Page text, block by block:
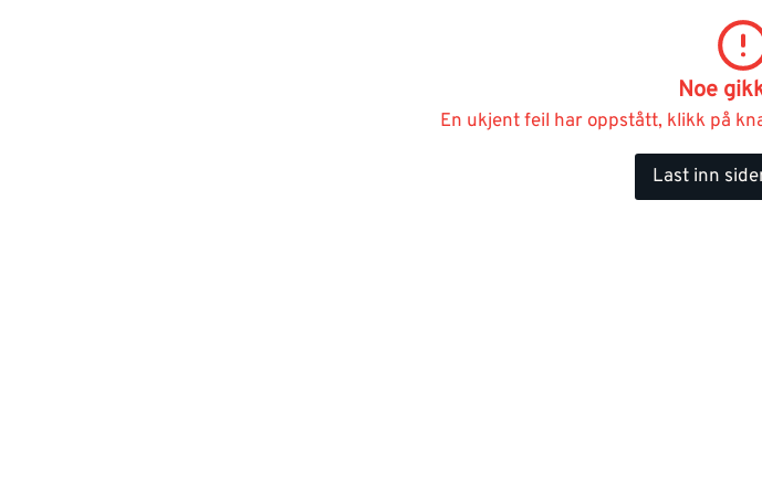
Noe
En ukjent feil har oppstått, klikk på
Last inn